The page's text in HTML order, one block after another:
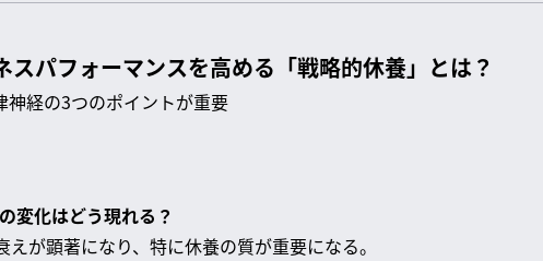
スパフォーマンスを高める「戦略的休養」とは？
神経の3つのポイントが重要
変化はどう現れる？
が顕著になり、特に休養の質が重要になる。